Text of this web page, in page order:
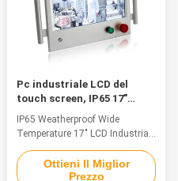
Pc industriale LCD del
touch screen, IP65 17"
monitor industriale di
tocco
IP65 Weatherproof Wide
Temperature 17" LCD Industrial
Resistive Touch Panel Control
System Feature HMI Touch
Panel for use in harsh industrial
Ottieni Il Miglior
Prezzo